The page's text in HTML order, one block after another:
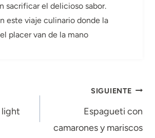
sacrificar el delicioso sabor.
este viaje culinario donde la
placer van de la mano
light
SIGUIENTE
Espagueti con
camarones y mariscos